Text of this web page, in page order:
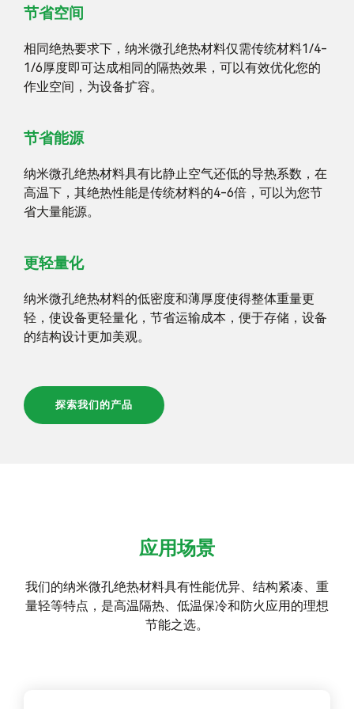
节省空间
相同绝热要求下，纳米微孔绝热材料仅需传统材料1/4-
1/6厚度即可达成相同的隔热效果，可以有效优化您的
作业空间，为设备扩容。
节省能源
纳米微孔绝热材料具有比静止空气还低的导热系数，在
高温下，其绝热性能是传统材料的4-6倍，可以为您节
省大量能源。
更轻量化
纳米微孔绝热材料的低密度和薄厚度使得整体重量更
轻，使设备更轻量化，节省运输成本，便于存储，设备
的结构设计更加美观。
探索我们的产品
应用场景
我们的纳米微孔绝热材料具有性能优异、结构紧凑、重
量轻等特点，是高温隔热、低温保冷和防火应用的理想
节能之选。